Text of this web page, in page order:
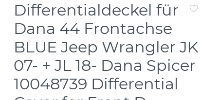
Differentialdeckel für
Dana 44 Frontachse
BLUE Jeep Wrangler JK
07- + JL 18- Dana Spicer
10048739 Differential